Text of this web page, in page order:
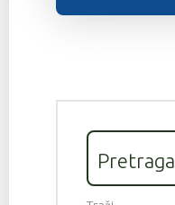
Pretraga